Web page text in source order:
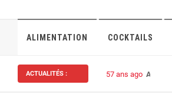
ALIMENTATION COCKTAILS
ACTUALITÉS : 57 ans ago